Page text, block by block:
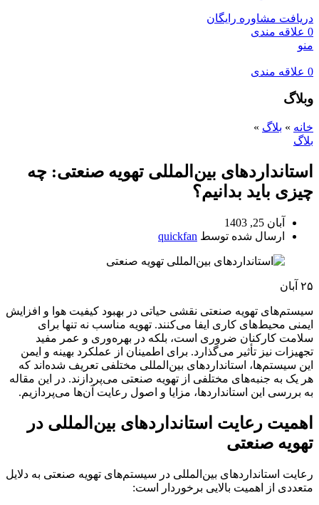
دریافت مشاوره رایگان
0 علاقه مندی
منو
0 علاقه مندی
وبلاگ
خانه » بلاگ »
بلاگ
استانداردهای بین‌المللی تهویه صنعتی: چه
چیزی باید بدانیم؟
آبان 25, 1403
ارسال شده توسط quickfan
۲۵ آبان
سیستم‌های تهویه صنعتی نقشی حیاتی در بهبود کیفیت هوا و افزایش
ایمنی محیط‌های کاری ایفا می‌کنند. تهویه مناسب نه تنها برای
سلامت کارکنان ضروری است، بلکه در بهره‌وری و عمر مفید
تجهیزات نیز تأثیر می‌گذارد. برای اطمینان از عملکرد بهینه و ایمن
این سیستم‌ها، استانداردهای بین‌المللی مختلفی تعریف شده‌اند که
هر یک به جنبه‌های مختلفی از تهویه صنعتی می‌پردازند. در این مقاله
به بررسی این استانداردها، مزایا و اصول رعایت آن‌ها می‌پردازیم.
اهمیت رعایت استانداردهای بین‌المللی در
تهویه صنعتی
رعایت استانداردهای بین‌المللی در سیستم‌های تهویه صنعتی به دلایل
متعددی از اهمیت بالایی برخوردار است: